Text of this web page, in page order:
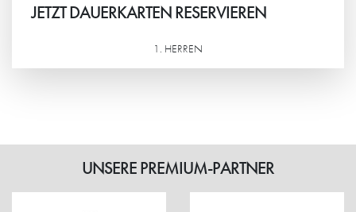
JETZT DAUERKARTEN RESERVIEREN
1. HERREN
UNSERE PREMIUM-PARTNER